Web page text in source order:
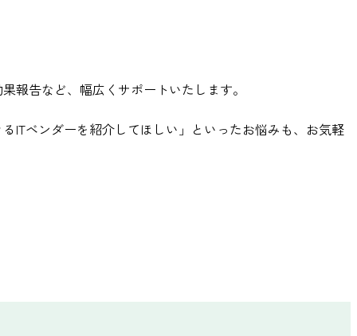
報告など、幅広くサポートいたします。
ITベンダーを紹介してほしい」といったお悩みも、お気軽